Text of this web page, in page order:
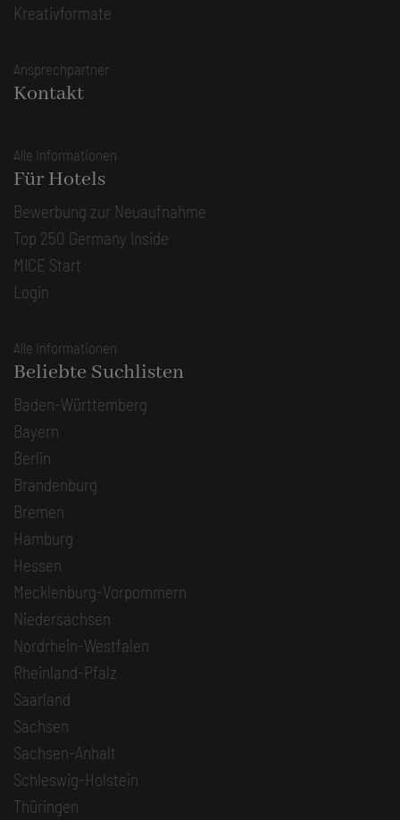
Kreativformate
Ansprechpartner
Kontakt
Alle Informationen
Für Hotels
Bewerbung zur Neuaufnahme
Top 250 Germany Inside
MICE Start
Login
Alle Informationen
Beliebte Suchlisten
Baden-Württemberg
Bayern
Berlin
Brandenburg
Bremen
Hamburg
Hessen
Mecklenburg-Vorpommern
Niedersachsen
Nordrhein-Westfalen
Rheinland-Pfalz
Saarland
Sachsen
Sachsen-Anhalt
Schleswig-Holstein
Thüringen